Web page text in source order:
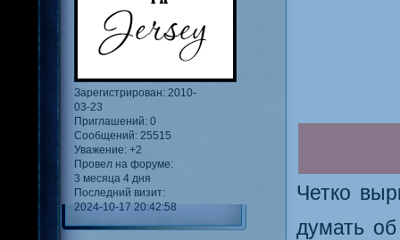
Зарегистрирован: 2010-
03-23
Приглашений: 0
Сообщений: 25515
Уважение: +2
Провел на форуме:
3 месяца 4 дня
Последний визит:
2024-10-17 20:42:58
Четко
думать